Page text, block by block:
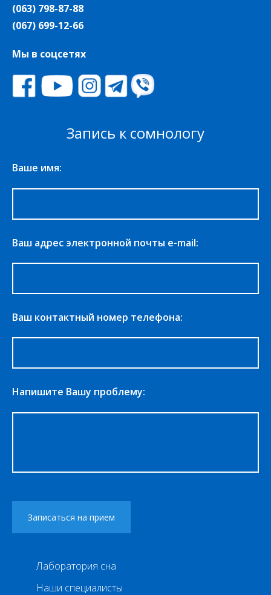
(063) 798-87-88
(067) 699-12-66
Мы в соцсетях
Запись к сомнологу
Ваше имя:
Ваш адрес электронной почты e-mail:
Ваш контактный номер телефона:
Напишите Вашу проблему:
Лаборатория сна
Наши специалисты